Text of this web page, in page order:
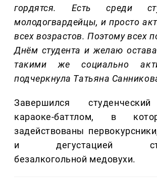
гордятся. Есть среди
молодогвардейцы, и просто
всех возрастов. Поэтому всех
Днём студента и желаю
такими же социально
подчеркнула Татьяна
Завершился
караоке-баттлом, в
задействованы
и дегустацией
безалкогольной медовухи.